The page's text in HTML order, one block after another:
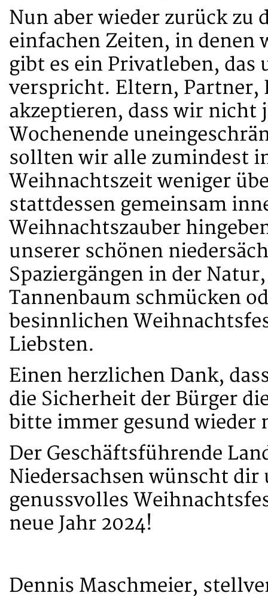
Nun aber wieder zurück zu
einfachen Zeiten, in denen
gibt es ein Privatleben,
verspricht. Eltern, Partner,
akzeptieren, dass wir nicht
Wochenende
sollten wir alle zumindest
Weihnachtszeit weniger
stattdessen gemeinsam
Weihnachtszauber
unserer schönen
Spaziergängen in der
Tannenbaum schmücken
besinnlichen
Liebsten.
Einen herzlichen Dank,
die Sicherheit der Bürger
bitte immer gesund wieder
Der Geschäftsführende
Niedersachsen wünscht
genussvolles
neue Jahr 2024!
Dennis Maschmeier,